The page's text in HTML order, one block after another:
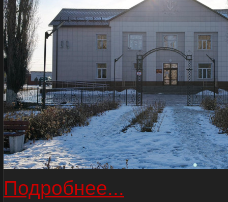
Подробнее...